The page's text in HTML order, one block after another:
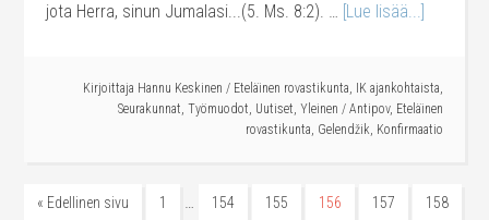
jota Herra, sinun Jumalasi...(5. Ms. 8:2). … [Lue lisää...]
Kirjoittaja Hannu Keskinen / Eteläinen rovastikunta, IK ajankohtaista,
Seurakunnat, Työmuodot, Uutiset, Yleinen / Antipov, Eteläinen
rovastikunta, Gelendžik, Konfirmaatio
« Edellinen sivu 1 … 154 155 156 157 158